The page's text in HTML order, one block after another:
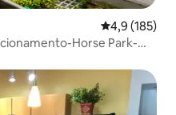
4,9 de uma
4,9 (185)
Horse Park-